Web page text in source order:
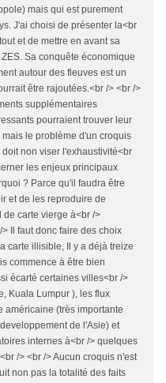
mais qui est purement
J'ai choisi de présenter la<br
et de mettre en avant sa
Sa conquête économique
autour des fleuves est un
être rajoutées.<br /> <br />
supplémentaires
pourraient trouver leur
le problème d'un croquis
non viser l'exhaustivité<br
les enjeux principaux
? Parce qu'il faudra être
et de les reproduire de
de carte vierge à<br />
> Il faut donc faire des choix
carte illisible, Il y a déjà treize
commence à être bien
écarté certaines villes<br />
Kuala Lumpur ), les flux
américaine (très importante
de l'Asie) et
internes à<br /> quelques
/> <br /> Aucun croquis n'est
non pas la totalité des faits